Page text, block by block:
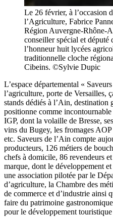
Le 26 février, à l’occasion
l’Agriculture, Fabrice
Région Auvergne-Rhône-
conseiller spécial et
l’honneur huit lycées
traditionnelle cloche
Cibeins. ©Sylvie Dupic
L’espace départemental «
l’agriculture, porte de Versailles,
stands dédiés à l’Ain, destination
positionne comme
IGP, dont la volaille de Bresse,
vins du Bugey, les fromages
etc. Saveurs de l’Ain compte
producteurs, 126 métiers de
chefs à domicile, 86 revendeurs
marque, dont le développement
une association pilotée par le
d’agriculture, la Chambre des
de commerce et d’industrie ainsi
faire du patrimoine
pour le développement